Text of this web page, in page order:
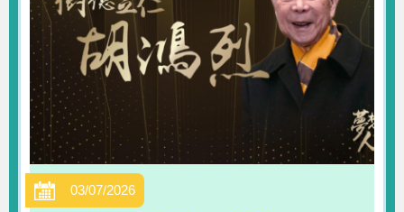
03/07/2026